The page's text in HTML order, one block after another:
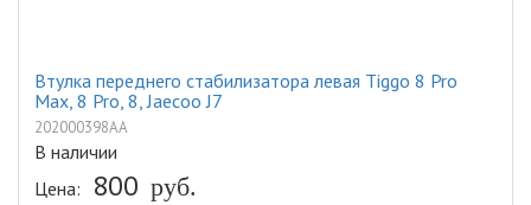
Втулка переднего стабилизатора левая Tiggo 8 Pro
Max, 8 Pro, 8, Jaecoo J7
202000398AA
В наличии
Цена:
800 руб.